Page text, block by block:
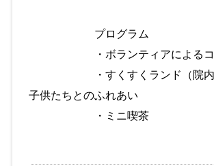
プログラム
・ボランティアによるコ
・すくすくランド（院内保
子供たちとのふれあい
・ミニ喫茶